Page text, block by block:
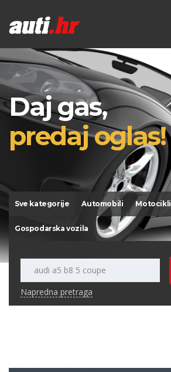
Daj gas,
predaj oglas!
Sve kategorije Automobili Motocikli
Gospodarska vozila
Napredna pretraga